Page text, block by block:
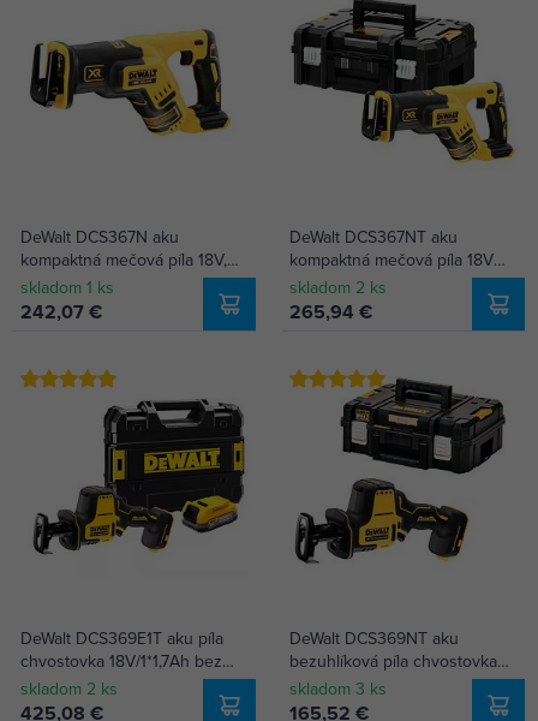
DeWalt DCS367N aku
kompaktná mečová píla 18V,
bez batérie
skladom 1 ks
242,07 €
DeWalt DCS367NT aku
kompaktná mečová píla 18V
XR Li-Ion, bez batérie, TSTAK
kufrík
skladom 2 ks
265,94 €
DeWalt DCS369E1T aku píla
chvostovka 18V/1*1,7Ah bez
nabíjačky, POWERSTACK, 0-
2800 km./min., TSTAK
skladom 2 ks
425,08 €
DeWalt DCS369NT aku
bezuhlíková píla chvostovka
18V, 0-2800km./min., zdvih
16mm, bez batérie, kufrík
skladom 3 ks
165,52 €